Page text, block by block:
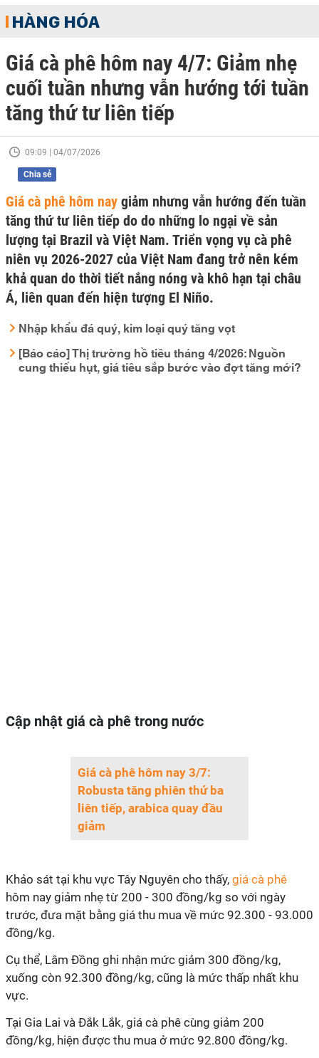
HÀNG HÓA
Giá cà phê hôm nay 4/7: Giảm nhẹ
cuối tuần nhưng vẫn hướng tới tuần
tăng thứ tư liên tiếp
09:09 | 04/07/2026
Chia sẻ
Giá cà phê hôm nay giảm nhưng vẫn hướng đến tuần
tăng thứ tư liên tiếp do do những lo ngại về sản
lượng tại Brazil và Việt Nam. Triển vọng vụ cà phê
niên vụ 2026-2027 của Việt Nam đang trở nên kém
khả quan do thời tiết nắng nóng và khô hạn tại châu
Á, liên quan đến hiện tượng El Niño.
Nhập khẩu đá quý, kim loại quý tăng vọt
[Báo cáo] Thị trường hồ tiêu tháng 4/2026: Nguồn
cung thiếu hụt, giá tiêu sắp bước vào đợt tăng mới?
Cập nhật giá cà phê trong nước
Giá cà phê hôm nay 3/7:
Robusta tăng phiên thứ ba
liên tiếp, arabica quay đầu
giảm
Khảo sát tại khu vực Tây Nguyên cho thấy, giá cà phê
hôm nay giảm nhẹ từ 200 - 300 đồng/kg so với ngày
trước, đưa mặt bằng giá thu mua về mức 92.300 - 93.000
đồng/kg.
Cụ thể, Lâm Đồng ghi nhận mức giảm 300 đồng/kg,
xuống còn 92.300 đồng/kg, cũng là mức thấp nhất khu
vực.
Tại Gia Lai và Đắk Lắk, giá cà phê cùng giảm 200
đồng/kg, hiện được thu mua ở mức 92.800 đồng/kg.